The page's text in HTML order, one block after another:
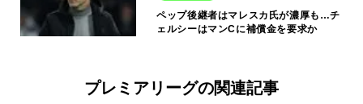
ペップ後継者はマレスカ氏が濃厚も…チ
ェルシーはマンCに補償金を要求か
プレミアリーグの関連記事